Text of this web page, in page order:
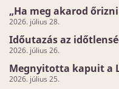
„Ha meg akarod
2026. július 28.
Időutazás az
2026. július 26.
Megnyitotta kapuit a
2026. július 25.